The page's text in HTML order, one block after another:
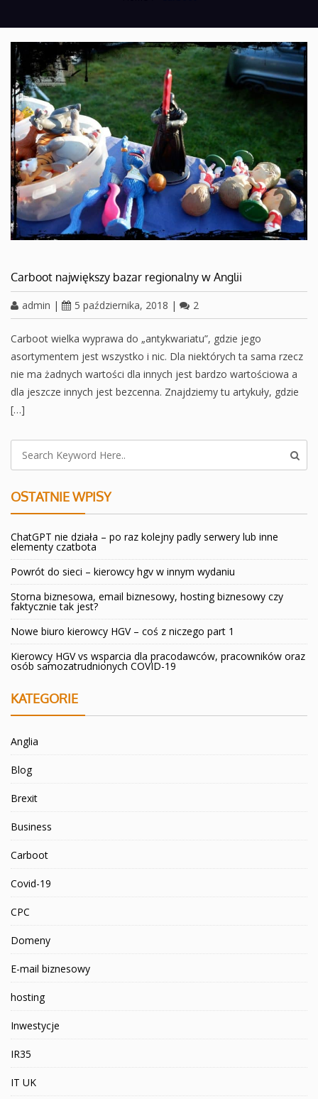
Carboot największy bazar regionalny w Anglii
admin | 5 października, 2018 | 2
Carboot wielka wyprawa do „antykwariatu”, gdzie jego
asortymentem jest wszystko i nic. Dla niektórych ta sama rzecz
nie ma żadnych wartości dla innych jest bardzo wartościowa a
dla jeszcze innych jest bezcenna. Znajdziemy tu artykuły, gdzie
[…]
OSTATNIE WPISY
ChatGPT nie działa – po raz kolejny padly serwery lub inne
elementy czatbota
Powrót do sieci – kierowcy hgv w innym wydaniu
Storna biznesowa, email biznesowy, hosting biznesowy czy
faktycznie tak jest?
Nowe biuro kierowcy HGV – coś z niczego part 1
Kierowcy HGV vs wsparcia dla pracodawców, pracowników oraz
osób samozatrudnionych COVID-19
KATEGORIE
Anglia
Blog
Brexit
Business
Carboot
Covid-19
CPC
Domeny
E-mail biznesowy
hosting
Inwestycje
IR35
IT UK